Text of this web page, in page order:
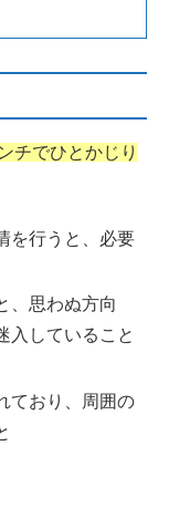
チでひとかじり
を行うと、必要
、思わぬ方向
入していること
ており、周囲の